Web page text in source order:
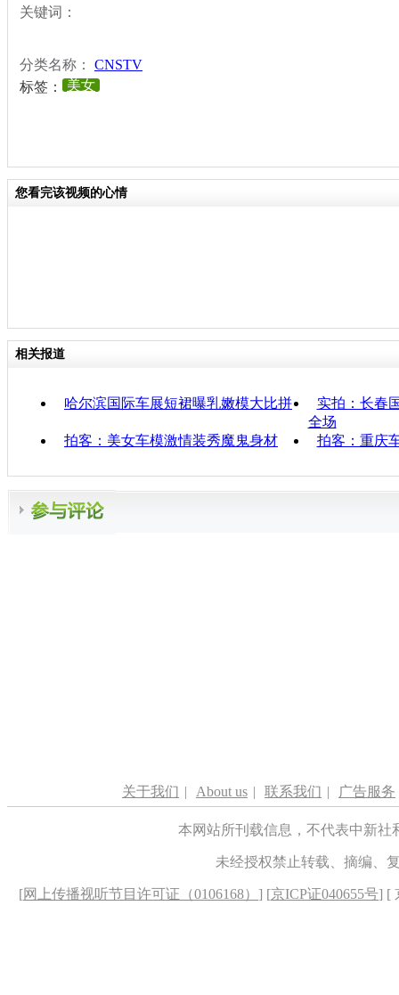
关键词：
分类名称： CNSTV
标签：
美女
您看完该视频的心情
相关报道
哈尔滨国际车展短裙曝乳嫩模大比拼
实拍：长春
全场
拍客：美女车模激情装秀魔鬼身材
拍客：重庆
关于我们 | About us | 联系我们 | 广告服务
本网站所刊载信息，不代表中新
未经授权禁止转载、摘编、
[网上传播视听节目许可证（0106168） ] [京ICP证040655号] [